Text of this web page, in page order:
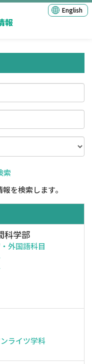
報
English
索
を検索します。
科学部
外国語科目
ライツ学科